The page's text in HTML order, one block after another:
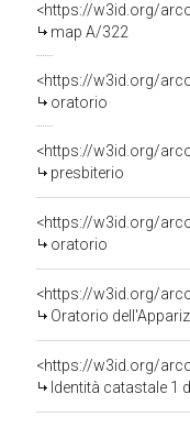
<https://w3id.org/
map A/322
<https://w3id.org/
oratorio
<https://w3id.org/
presbiterio
<https://w3id.org/
oratorio
Oratorio
<https://w3id.org/
Identità catastale 1